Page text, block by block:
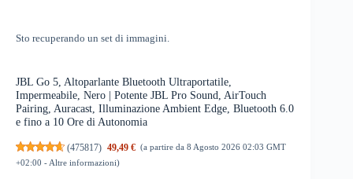
Sto recuperando un set di immagini.
JBL Go 5, Altoparlante Bluetooth Ultraportatile,
Impermeabile, Nero | Potente JBL Pro Sound, AirTouch
Pairing, Auracast, Illuminazione Ambient Edge, Bluetooth 6.0
e fino a 10 Ore di Autonomia
(475817) 49,49 € (a partire da 8 Agosto 2026 02:03 GMT
+02:00 - Altre informazioni)